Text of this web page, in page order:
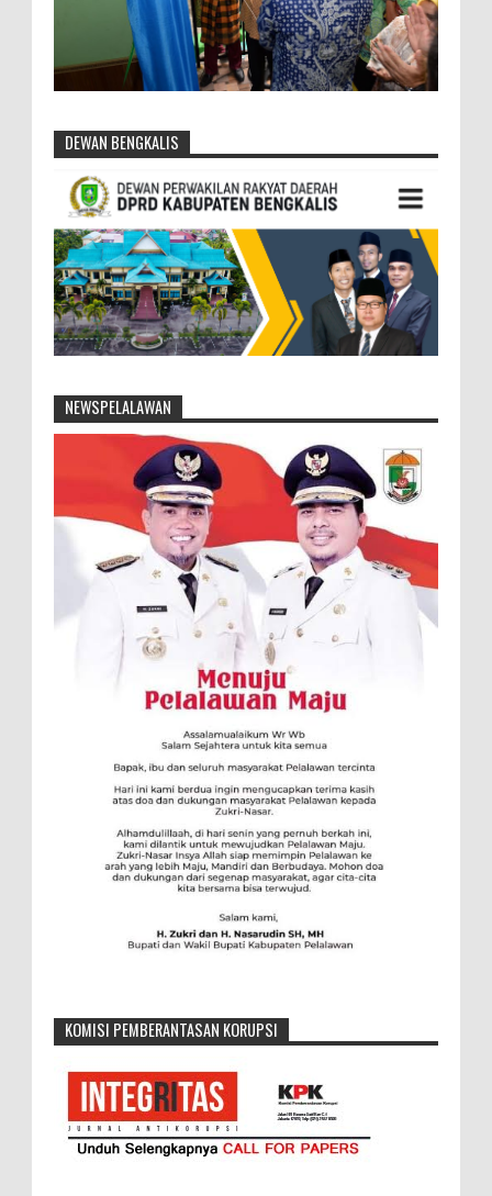
DEWAN BENGKALIS
NEWSPELALAWAN
KOMISI PEMBERANTASAN KORUPSI